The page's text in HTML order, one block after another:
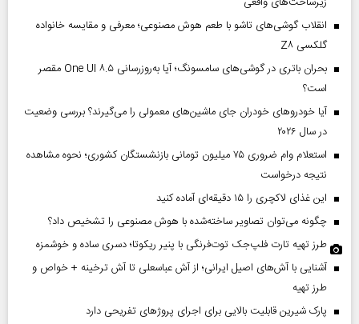
انقلاب گوشی‌های تاشو‌ با طعم هوش مصنوعی؛ معرفی و مقایسه خانواده
گلکسی Z۸
بحران باتری در گوشی‌های سامسونگ؛ آیا به‌روزرسانی One UI ۸.۵ مقصر
است؟
آیا خودروهای خودران جای ماشین‌های معمولی را می‌گیرند؟ بررسی وضعیت
در سال ۲۰۲۶
استعلام وام ضروری ۷۵ میلیون تومانی بازنشستگان کشوری؛ نحوه مشاهده
نتیجه درخواست
این غذای لاکچری را ۱۵ دقیقه‌ای آماده کنید
چگونه می‌توان تصاویر ساخته‌شده با هوش مصنوعی را تشخیص داد؟
طرز تهیه تارت فلپ‌جک توت‌فرنگی با پنیر ریکوتا؛ دسری ساده و خوشمزه
آشنایی با آش‌های اصیل ایرانی؛ از آش عباسعلی تا آش ترخینه + خواص و
طرز تهیه
پارک شیرین قابلیت‌ بالایی برای اجرای پروژهای تفریحی دارد